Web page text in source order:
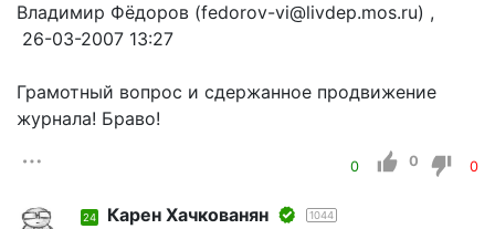
Владимир Фёдоров (fedorov-vi@livdep.mos.ru) ,
26-03-2007 13:27
Грамотный вопрос и сдержанное продвижение
журнала! Браво!
0 0 0
24 Карен Хачкованян 1044